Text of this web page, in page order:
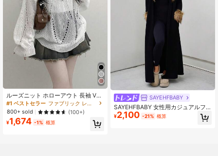
ルーズニット ホローアウト 長袖 Vネ
ック カバーアップセーター ホワイト
秋
#1 ベストセラー
ファブリック レディースセーター
800+ sold
(100+)
¥1,674 -1% 概算
SAYEHFBABY
SAYEHFBABY 女性用カジュアルフ
ェイクファー パッチワーク 長袖コー
ト、秋冬ファッショナブル、ロング
¥2,100 -21% 概算